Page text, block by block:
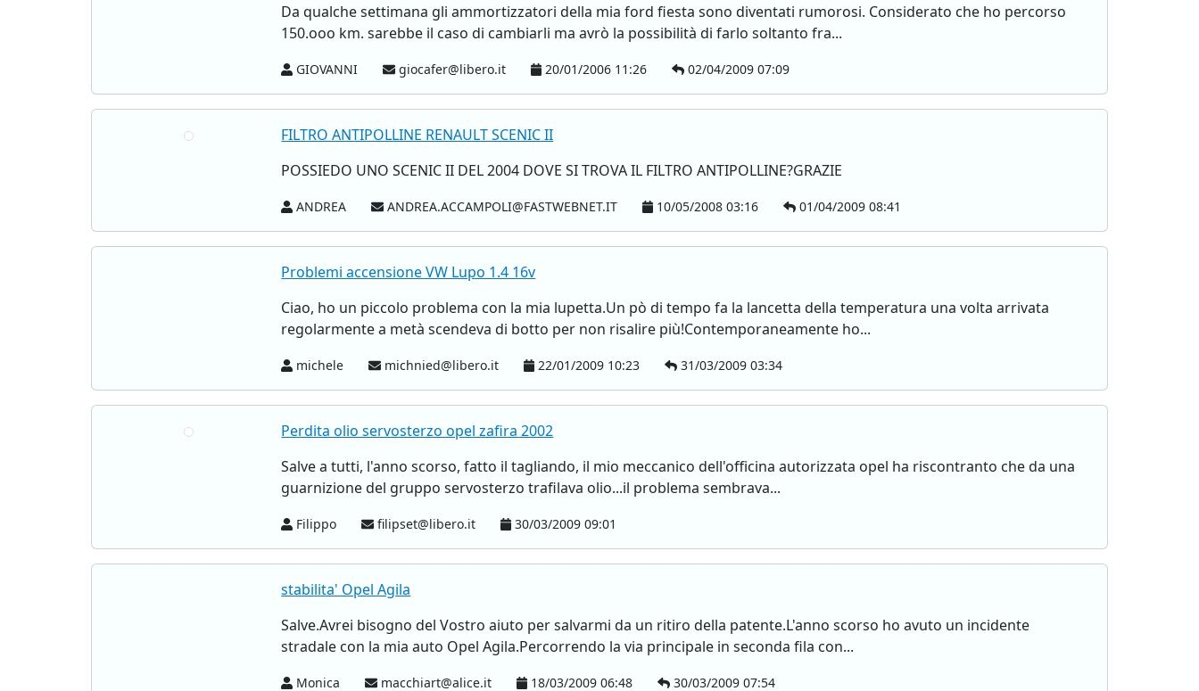
Da qualche settimana gli ammortizzatori della mia ford fiesta sono diventati rumorosi. Considerato che ho percorso
150.ooo km. sarebbe il caso di cambiarli ma avrò la possibilità di farlo soltanto fra...
GIOVANNI giocafer@libero.it 20/01/2006 11:26 02/04/2009 07:09
FILTRO ANTIPOLLINE RENAULT SCENIC II
POSSIEDO UNO SCENIC II DEL 2004 DOVE SI TROVA IL FILTRO ANTIPOLLINE?GRAZIE
ANDREA ANDREA.ACCAMPOLI@FASTWEBNET.IT 10/05/2008 03:16 01/04/2009 08:41
Problemi accensione VW Lupo 1.4 16v
Ciao, ho un piccolo problema con la mia lupetta.Un pò di tempo fa la lancetta della temperatura una volta arrivata
regolarmente a metà scendeva di botto per non risalire più!Contemporaneamente ho...
michele michnied@libero.it 22/01/2009 10:23 31/03/2009 03:34
Perdita olio servosterzo opel zafira 2002
Salve a tutti, l'anno scorso, fatto il tagliando, il mio meccanico dell'officina autorizzata opel ha riscontranto che da una
guarnizione del gruppo servosterzo trafilava olio...il problema sembrava...
Filippo filipset@libero.it 30/03/2009 09:01
stabilita' Opel Agila
Salve.Avrei bisogno del Vostro aiuto per salvarmi da un ritiro della patente.L'anno scorso ho avuto un incidente
stradale con la mia auto Opel Agila.Percorrendo la via principale in seconda fila con...
Monica macchiart@alice.it 18/03/2009 06:48 30/03/2009 07:54